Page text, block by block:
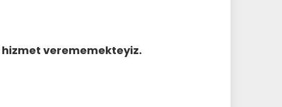
hizmet verememekteyiz.